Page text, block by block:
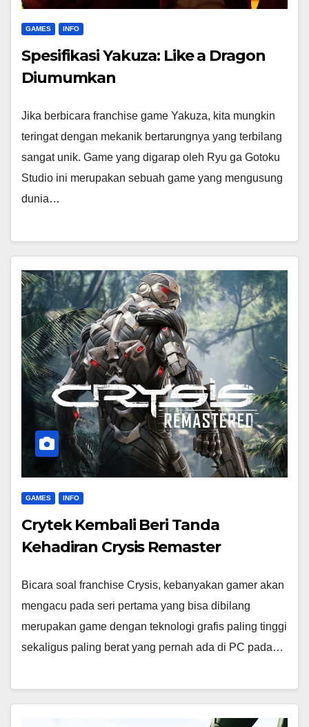
GAMES INFO
Spesifikasi Yakuza: Like a Dragon
Diumumkan
Jika berbicara franchise game Yakuza, kita mungkin
teringat dengan mekanik bertarungnya yang terbilang
sangat unik. Game yang digarap oleh Ryu ga Gotoku
Studio ini merupakan sebuah game yang mengusung
dunia…
GAMES INFO
Crytek Kembali Beri Tanda
Kehadiran Crysis Remaster
Bicara soal franchise Crysis, kebanyakan gamer akan
mengacu pada seri pertama yang bisa dibilang
merupakan game dengan teknologi grafis paling tinggi
sekaligus paling berat yang pernah ada di PC pada…